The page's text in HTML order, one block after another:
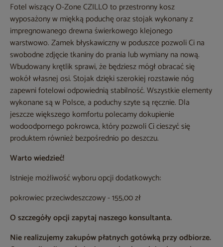
Fotel wiszący O-Zone CZILLO to przestronny kosz
wyposażony w miękką poduchę oraz stojak wykonany z
impregnowanego drewna świerkowego klejonego
warstwowo. Zamek błyskawiczny w poduszce pozwoli Ci na
swobodne zdjęcie tkaniny do prania lub wymiany na nową.
Wbudowany krętlik sprawi, że będziesz mógł obracać się
wokół własnej osi. Stojak dzięki szerokiej rozstawie nóg
zapewni fotelowi odpowiednią stabilność. Wszystkie elementy
wykonane są w Polsce, a poduchy szyte są ręcznie. Dla
jeszcze większego komfortu polecamy dokupienie
wodoodpornego pokrowca, który pozwoli Ci cieszyć się
produktem również bezpośrednio po deszczu.
Warto wiedzieć!
Istnieje możliwość wyboru opcji dodatkowych:
pokrowiec przeciwdeszczowy - 155,00 zł
O szczegóły opcji zapytaj naszego konsultanta.
Nie realizujemy zakupów płatnych gotówką przy odbiorze.